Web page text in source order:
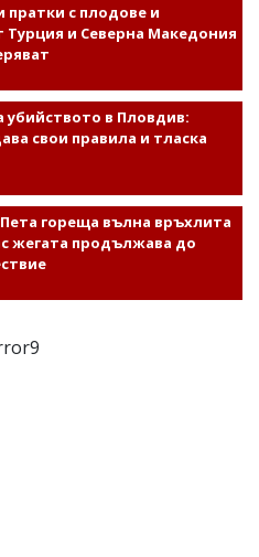
пратки с плодове и
Турция и Северна Македония
убийството в Пловдив:
свои правила и тласка
гореща вълна връхлита
жегата продължава до